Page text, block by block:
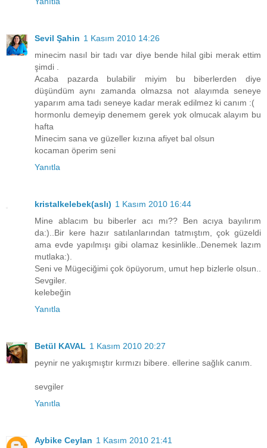
Sevil Şahin 1 Kasım 2010 14:26
minecim nasıl bir tadı var diye bende hilal gibi merak ettim
şimdi .
Acaba pazarda bulabilir miyim bu biberlerden diye
düşündüm aynı zamanda olmazsa not alayımda seneye
yaparım ama tadı seneye kadar merak edilmez ki canım :(
hormonlu demeyip denemem gerek yok olmucak alayım bu
hafta
Minecim sana ve güzeller kızına afiyet bal olsun
kocaman öperim seni
Yanıtla
kristalkelebek(aslı) 1 Kasım 2010 16:44
Mine ablacım bu biberler acı mı?? Ben acıya bayılırım
da:)..Bir kere hazır satılanlarından tatmıştım, çok güzeldi
ama evde yapılmışı gibi olamaz kesinlikle..Denemek lazım
mutlaka:).
Seni ve Mügeciğimi çok öpüyorum, umut hep bizlerle olsun..
Sevgiler.
kelebeğin
Yanıtla
Betül KAVAL 1 Kasım 2010 20:27
peynir ne yakışmıştır kırmızı bibere. ellerine sağlık canım.
sevgiler
Yanıtla
Aybike Ceylan 1 Kasım 2010 21:41